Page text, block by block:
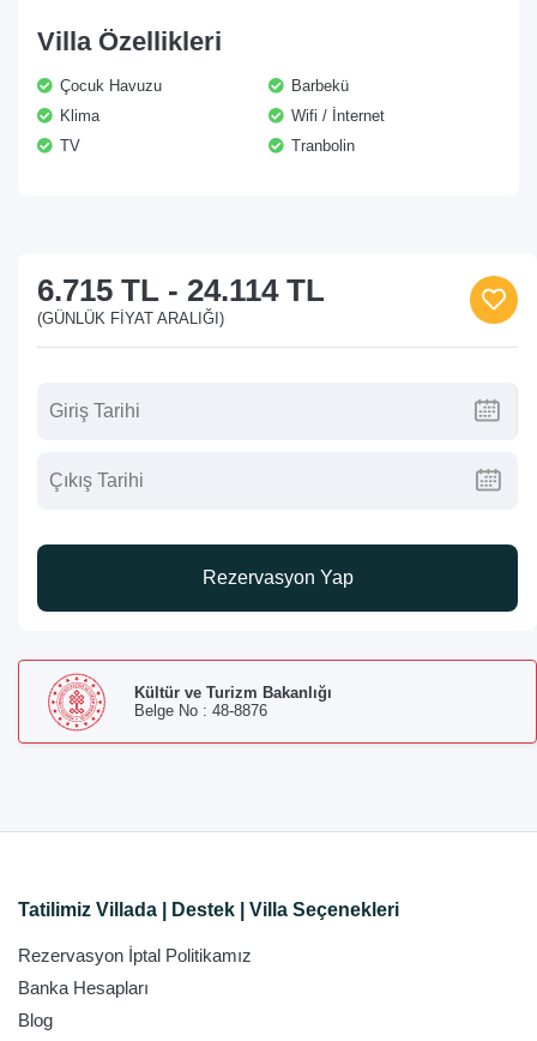
Villa Özellikleri
Çocuk Havuzu
Barbekü
Klima
Wifi / İnternet
TV
Tranbolin
6.715 TL - 24.114 TL
(GÜNLÜK FIYAT ARALIĞI)
Rezervasyon Yap
Kültür ve Turizm Bakanlığı
Belge No : 48-8876
Tatilimiz Villada | Destek | Villa Seçenekleri
Rezervasyon İptal Politikamız
Banka Hesapları
Blog